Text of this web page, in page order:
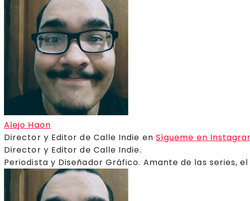
Alejo Haon
Director y Editor de Calle Indie en Sígueme en
Director y Editor de Calle Indie.
Periodista y Diseñador Gráfico. Amante de las series,